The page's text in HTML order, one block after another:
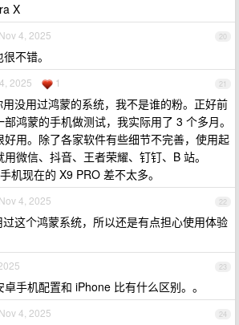
X
20
Nov 4, 2025
不错。
21
2025 1
没用过鸿蒙的系统，我不是谁的粉。正好前
鸿蒙的手机做测试，我实际用了 3 个多月。
好用。除了各家软件有些细节不完善，使用起
微信、抖音、王者荣耀、钉钉、B 站。
机现在的 X9 PRO 差不太多。
22
Nov 4, 2025
这个鸿蒙系统，所以还是有点担心使用体验
23
手机配置和 iPhone 比有什么区别。。
24
Nov 4, 2025